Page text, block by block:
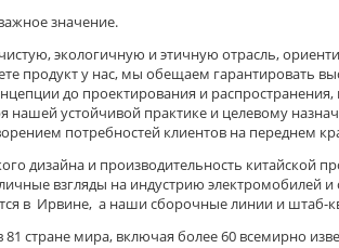
значение.
экологичную и этичную отрасль,
продукт у нас, мы обещаем гарантировать
до проектирования и
нашей устойчивой практике и целевому
потребностей клиентов на переднем
дизайна и производительность
взгляды на индустрию
в Ирвине, а наши сборочные линии и штаб-
81 стране мира, включая более 60 всемирно